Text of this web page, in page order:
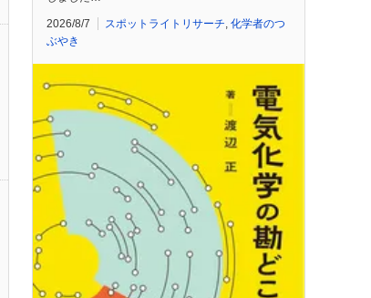
2026/8/7 スポットライトリサーチ 化学者のつ
ぶやき